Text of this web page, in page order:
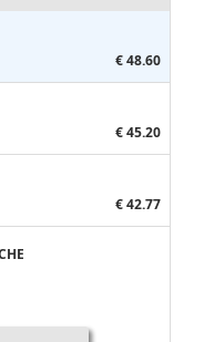
€ 48.60
€ 45.20
€ 42.77